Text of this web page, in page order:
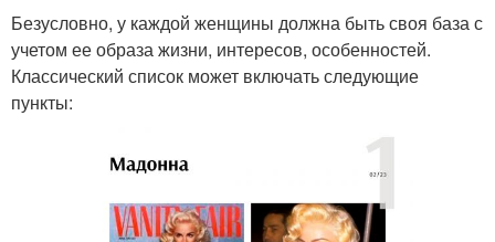
Безусловно, у каждой женщины должна быть своя база с
учетом ее образа жизни, интересов, особенностей.
Классический список может включать следующие
пункты: